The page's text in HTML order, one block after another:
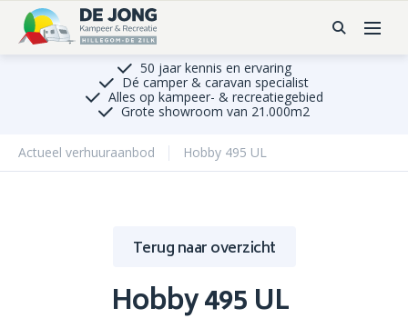
50 jaar kennis en ervaring
Dé camper & caravan specialist
Alles op kampeer- & recreatiegebied
Grote showroom van 21.000m2
Actueel verhuuraanbod Hobby 495 UL
Hobby 495 UL
Terug naar overzicht